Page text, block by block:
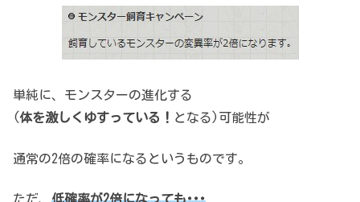
単純に、モンスターの進化する
(体を激しくゆすっている！ となる)可能性が
通常の2倍の確率になるというものです。
ただ、 低確率が2倍になっても･･･